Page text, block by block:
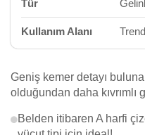
Tür
Kullanım Alanı
Geniş kemer detayı
olduğundan daha kıvrımlı
Belden itibaren A harfi